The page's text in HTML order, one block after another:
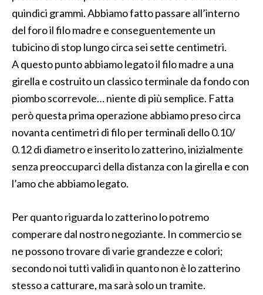
quindici grammi. Abbiamo fatto passare all’interno
del foro il filo madre e conseguentemente un
tubicino di stop lungo circa sei sette centimetri.
A questo punto abbiamo legato il filo madre a una
girella e costruito un classico terminale da fondo con
piombo scorrevole… niente di più semplice. Fatta
però questa prima operazione abbiamo preso circa
novanta centimetri di filo per terminali dello 0.10/
0.12 di diametro e inserito lo zatterino, inizialmente
senza preoccuparci della distanza con la girella e con
l’amo che abbiamo legato.
Per quanto riguarda lo zatterino lo potremo
comperare dal nostro negoziante. In commercio se
ne possono trovare di varie grandezze e colori;
secondo noi tutti validi in quanto non è lo zatterino
stesso a catturare, ma sarà solo un tramite.